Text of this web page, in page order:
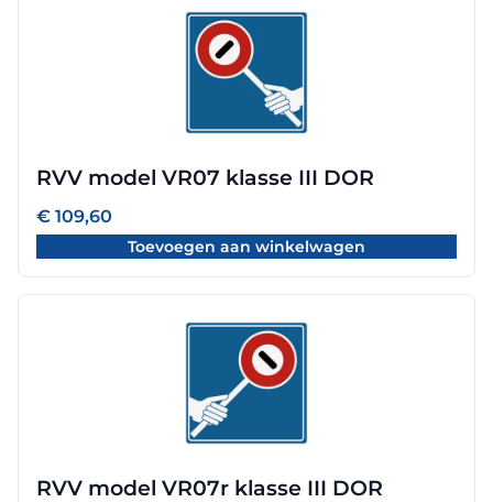
RVV model VR07 klasse III DOR
€ 109,60
Toevoegen aan winkelwagen
RVV model VR07r klasse III DOR